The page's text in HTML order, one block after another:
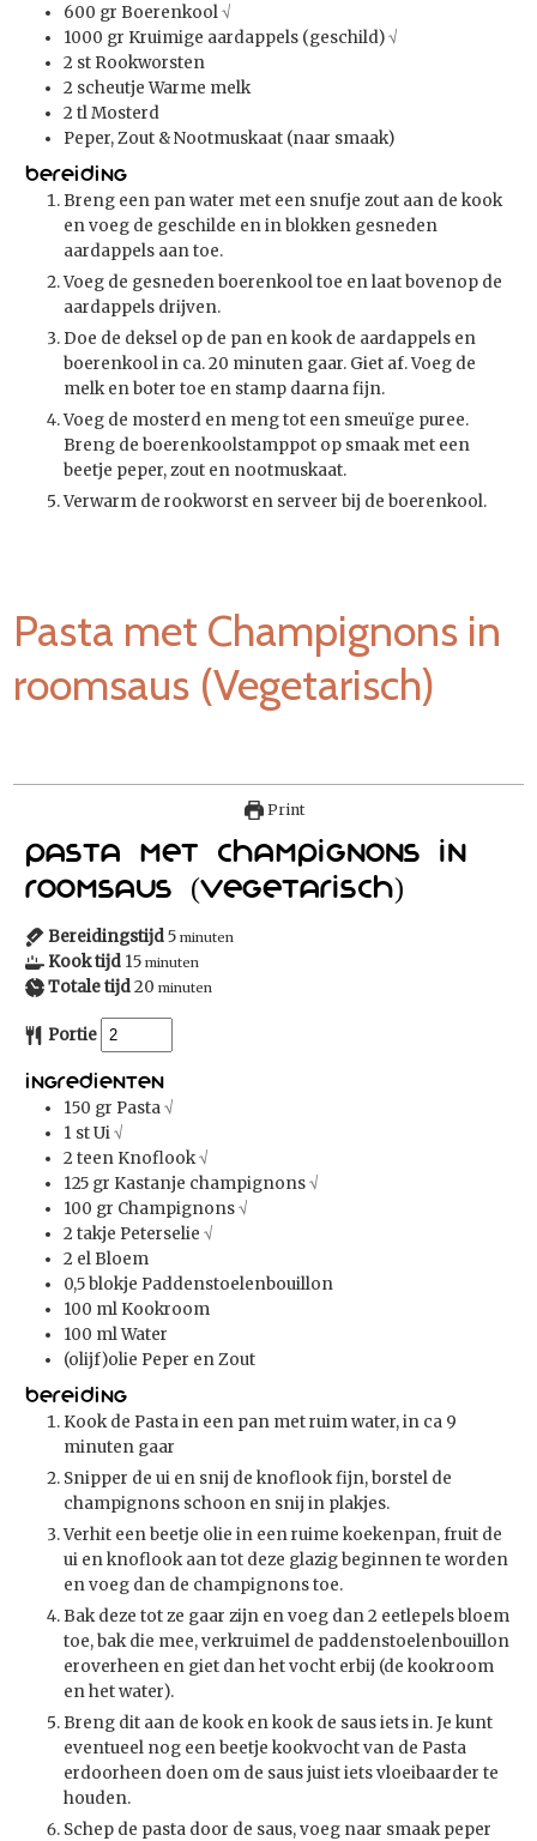
600 gr Boerenkool√
1000 gr Kruimige aardappels (geschild)√
2 st Rookworsten
2 scheutje Warme melk
2 tlMosterd
Peper, Zout & Nootmuskaat (naar smaak)
Bereiding
Breng een pan water met een snufje zout aan de kook
en voeg de geschilde en in blokken gesneden
aardappels aan toe.
Voeg de gesneden boerenkool toe en laat bovenop de
aardappels drijven.
Doe de deksel op de pan en kook de aardappels en
boerenkool in ca. 20 minuten gaar. Giet af. Voeg de
melk en boter toe en stamp daarna fijn.
Voeg de mosterd en meng tot een smeuïge puree.
Breng de boerenkoolstamppot op smaak met een
beetje peper, zout en nootmuskaat.
Verwarm de rookworst en serveer bij de boerenkool.
Pasta met Champignons in
roomsaus (Vegetarisch)
Print
Pasta met Champignons in
roomsaus (Vegetarisch)
Bereidingstijd5 minuten
Kook tijd 15 minuten
Totale tijd20 minuten
Portie
Ingredienten
150 gr Pasta√
1 stUi√
2 teen Knoflook√
125 gr Kastanje champignons√
100 gr Champignons√
2 takje Peterselie√
2 el Bloem
0,5blokje Paddenstoelenbouillon
100 ml Kookroom
100 mlWater
(olijf)olie Peper en Zout
Bereiding
Kook de Pasta in een pan met ruim water, in ca 9
minuten gaar
Snipper de ui en snij de knoflook fijn, borstel de
champignons schoon en snij in plakjes.
Verhit een beetje olie in een ruime koekenpan, fruit de
ui en knoflook aan tot deze glazig beginnen te worden
en voeg dan de champignons toe.
Bak deze tot ze gaar zijn en voeg dan 2 eetlepels bloem
toe, bak die mee, verkruimel de paddenstoelenbouillon
eroverheen en giet dan het vocht erbij (de kookroom
en het water).
Breng dit aan de kook en kook de saus iets in. Je kunt
eventueel nog een beetje kookvocht van de Pasta
erdoorheen doen om de saus juist iets vloeibaarder te
houden.
Schep de pasta door de saus, voeg naar smaak peper